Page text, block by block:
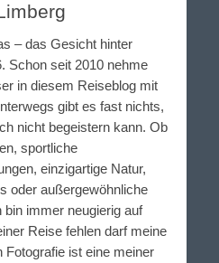
– das Gesicht hinter
Schon seit 2010 nehme
in diesem Reiseblog mit
gibt es fast nichts,
nicht begeistern kann. Ob
sportliche
einzigartige Natur,
oder außergewöhnliche
bin immer neugierig auf
Reise fehlen darf meine
Fotografie ist eine meiner